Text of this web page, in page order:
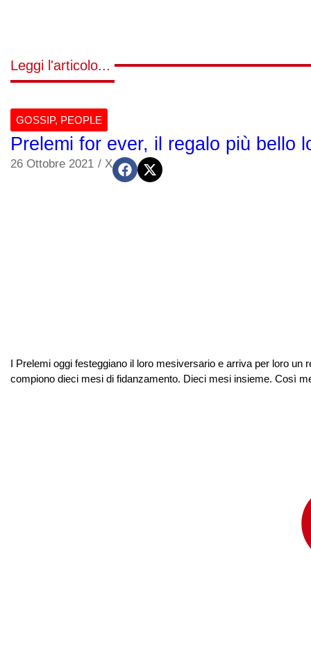
Leggi l'articolo...
GOSSIP, PEOPLE
Prelemi for ever, il regalo più bello
26 Ottobre 2021 / X
I Prelemi oggi festeggiano il loro mesiversario e arriva per loro
compiono dieci mesi di fidanzamento. Dieci mesi insieme. Così